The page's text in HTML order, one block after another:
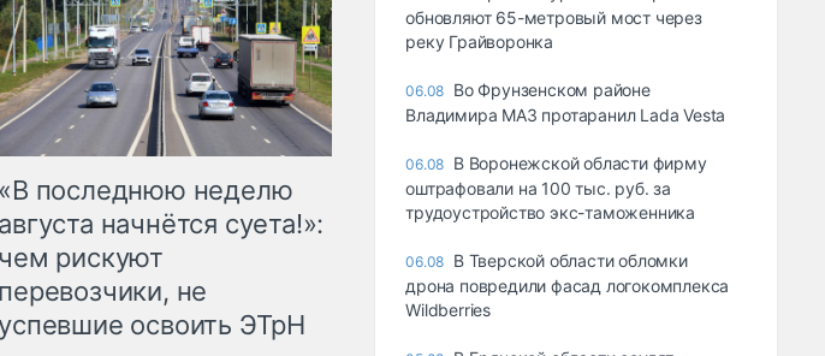
«В последнюю неделю
августа начнётся суета!»:
чем рискуют
перевозчики, не
успевшие освоить ЭТрН
обновляют 65-метровый мост через
реку Грайворонка
06.08 Во Фрунзенском районе
Владимира МАЗ протаранил Lada Vesta
06.08 В Воронежской области фирму
оштрафовали на 100 тыс. руб. за
трудоустройство экс-таможенника
06.08 В Тверской области обломки
дрона повредили фасад логокомплекса
Wildberries